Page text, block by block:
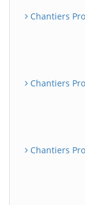
Chantiers
Chantiers
Chantiers